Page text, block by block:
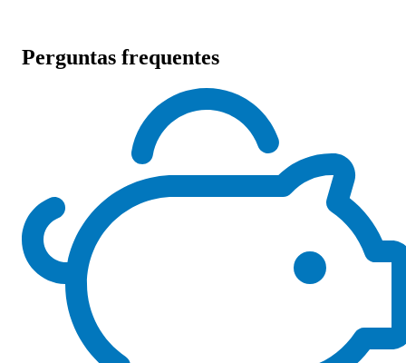
Perguntas frequentes